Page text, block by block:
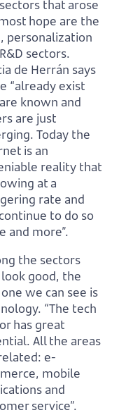
that arose
hope are the
personalization
sectors.
de Herrán says
“already exist
known and
are just
Today the
is an
reality that
at a
rate and
to do so
and more”.
the sectors
good, the
we can see is
“The tech
has great
All the areas
e-
mobile
and
service”.